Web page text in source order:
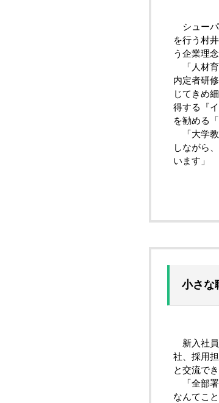
シューパ
を行う村
う企業理
「人材育
内定者研
じてきめ
得する『
を勧める
「大学教
しながら
います」
小さな
新入社員
社、採用
と交流で
「全部署
なんてこ